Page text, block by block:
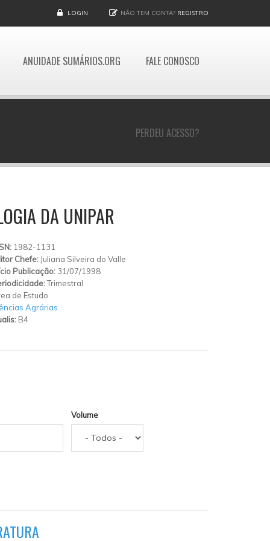
LOGIN NÃO TEM CONTA? REGISTRO
ANUIDADE SUMÁRIOS.ORG FALE CONOSCO
PERDEU ACESSO?
DA UNIPAR
1982-1131
Chefe: Juliana Silveira do Valle
Publicação: 31/07/1998
Trimestral
de Estudo
Agrárias
B4
Volume